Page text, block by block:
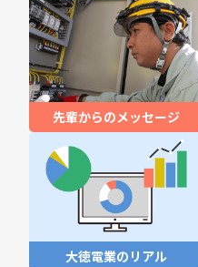
先輩からのメッセージ
大徳電業のリアル